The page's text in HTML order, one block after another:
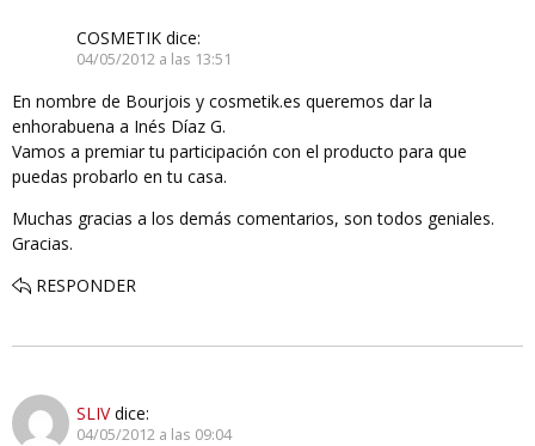
COSMETIK dice:
04/05/2012 a las 13:51
En nombre de Bourjois y cosmetik.es queremos dar la
enhorabuena a Inés Díaz G.
Vamos a premiar tu participación con el producto para que
puedas probarlo en tu casa.
Muchas gracias a los demás comentarios, son todos geniales.
Gracias.
RESPONDER
SLIV dice:
04/05/2012 a las 09:04